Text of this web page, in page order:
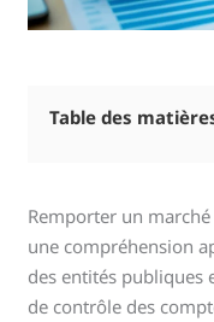
Table des
Remporter un
une compréhension
des entités publiques
de contrôle des